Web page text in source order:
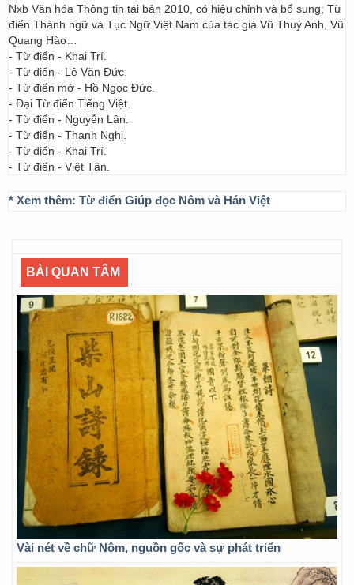
Nxb Văn hóa Thông tin tái bản 2010, có hiệu chỉnh và bổ sung; Từ
điển Thành ngữ và Tục Ngữ Việt Nam của tác giả Vũ Thuý Anh, Vũ
Quang Hào…
- Từ điển - Khai Trí.
- Từ điển - Lê Văn Đức.
- Từ điển mở - Hồ Ngọc Đức.
- Đại Từ điển Tiếng Việt.
- Từ điển - Nguyễn Lân.
- Từ điển - Thanh Nghị.
- Từ điển - Khai Trí.
- Từ điển - Việt Tân.
* Xem thêm: Từ điển Giúp đọc Nôm và Hán Việt
BÀI QUAN TÂM
Vài nét về chữ Nôm, nguồn gốc và sự phát triển